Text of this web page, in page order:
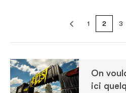
1 2 3
On
ici